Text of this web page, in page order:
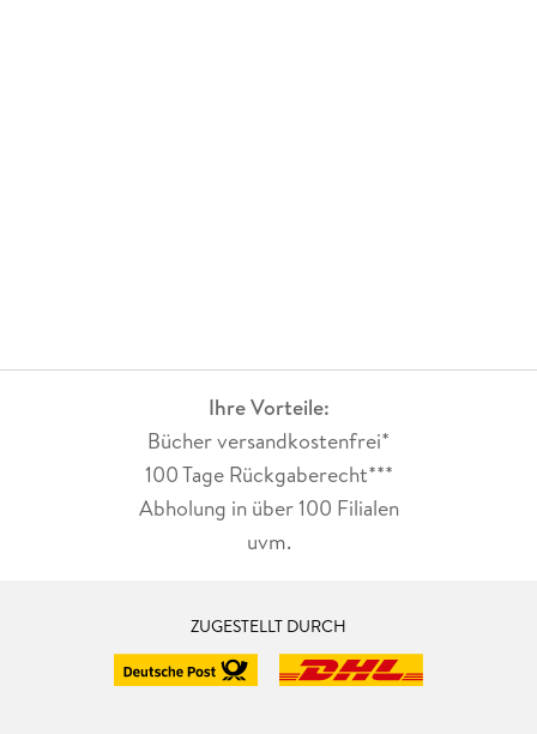
Ihre Vorteile:
Bücher versandkostenfrei*
100 Tage Rückgaberecht***
Abholung in über 100 Filialen
uvm.
ZUGESTELLT DURCH